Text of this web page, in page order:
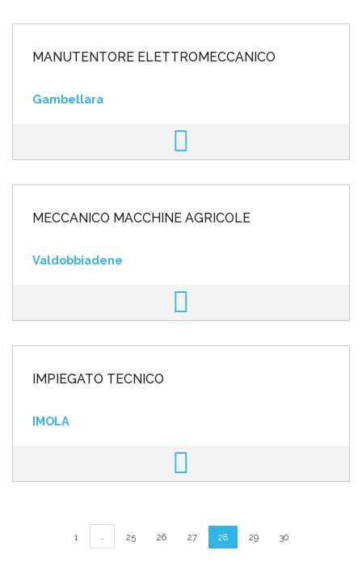
MANUTENTORE ELETTROMECCANICO
Gambellara
MECCANICO MACCHINE AGRICOLE
Valdobbiadene
IMPIEGATO TECNICO
IMOLA
1 25 26 27 28 29 30